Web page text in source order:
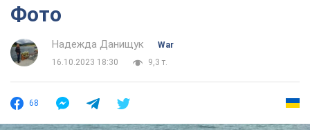
Фото
Надежда Данищук
War
16.10.2023 18:30
9,3 т.
68